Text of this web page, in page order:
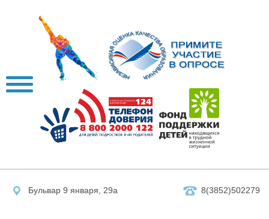
Бульвар 9 января, 29а 8(3852)502279